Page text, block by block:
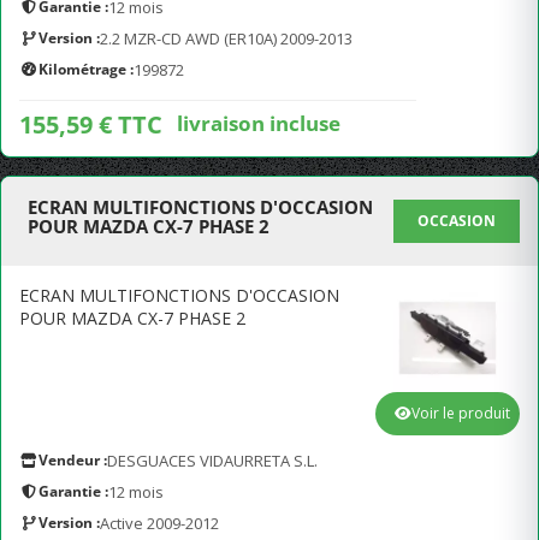
Garantie :12 mois
Version :2.2 MZR-CD AWD (ER10A) 2009-2013
Kilométrage :199872
155,59 € TTC livraison incluse
ECRAN MULTIFONCTIONS D'OCCASION
POUR MAZDA CX-7 PHASE 2
OCCASION
ECRAN MULTIFONCTIONS D'OCCASION
POUR MAZDA CX-7 PHASE 2
Vendeur :DESGUACES VIDAURRETA S.L.
Garantie :12 mois
Version :Active 2009-2012
Voir le produit